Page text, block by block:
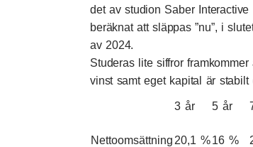
det av studion Saber
beräknat att släppas ”nu”, i
av 2024.
Studeras lite siffror
vinst samt eget kapital är stabilt
3 år 5 år
Nettoomsättning 20,1 %16 %